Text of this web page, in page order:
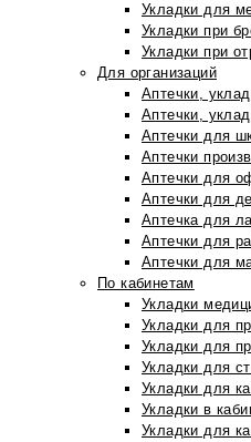
Укладки для
Укладки при
Укладки при
Для организаций
Аптечки,
Аптечки,
Аптечки для
Аптечки
Аптечки для
Аптечки для
Аптечка для
Аптечки для
Аптечки для
По кабинетам
Укладки
Укладки для
Укладки для
Укладки для
Укладки для
Укладки в
Укладки для